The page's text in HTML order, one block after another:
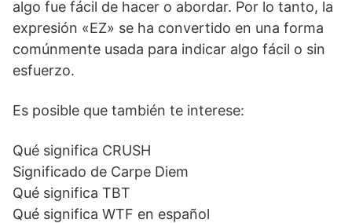
algo fue fácil de hacer o abordar. Por lo tanto, la
expresión «EZ» se ha convertido en una forma
comúnmente usada para indicar algo fácil o sin
esfuerzo.
Es posible que también te interese:
Qué significa CRUSH
Significado de Carpe Diem
Qué significa TBT
Qué significa WTF en español